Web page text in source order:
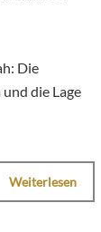
Die
die Lage
Weiterlesen